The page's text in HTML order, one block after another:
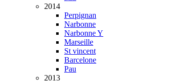
2014
Perpignan
Narbonne
Narbonne Y
Marseille
St vincent
Barcelone
Pau
2013